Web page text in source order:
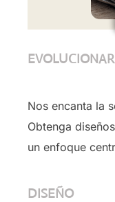
EVOLUCIONAR
Nos encanta la
Obtenga
un enfoque
DISEÑO